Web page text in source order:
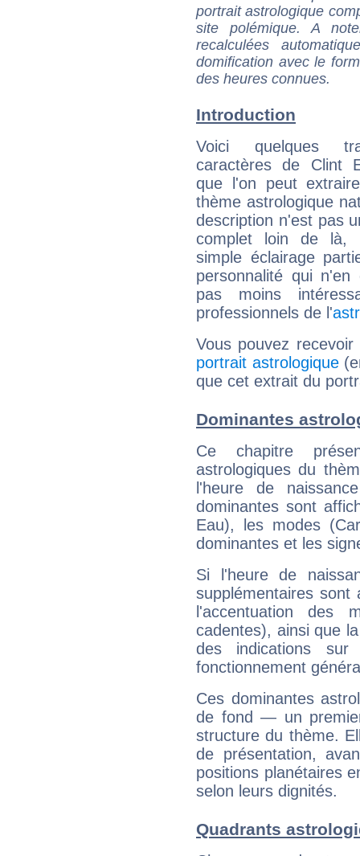
portrait astrologique
site polémique. A
recalculées
domification avec le
des heures connues.
Introduction
Voici quelques
caractères de Clint
que l'on peut
thème astrologique
description n'est pas
complet loin de là,
simple éclairage
personnalité qui n'en
pas moins
professionnels de l'
Vous pouvez
portrait astrologique
que cet extrait du
Dominantes
Ce chapitre
astrologiques du
l'heure de
dominantes sont
Eau), les modes
dominantes et les
Si l'heure de
supplémentaires sont
l'accentuation des
cadentes), ainsi que
des indications sur
fonctionnement
Ces dominantes
de fond — un
structure du thème.
de présentation,
positions planétaires
selon leurs dignités.
Quadrants